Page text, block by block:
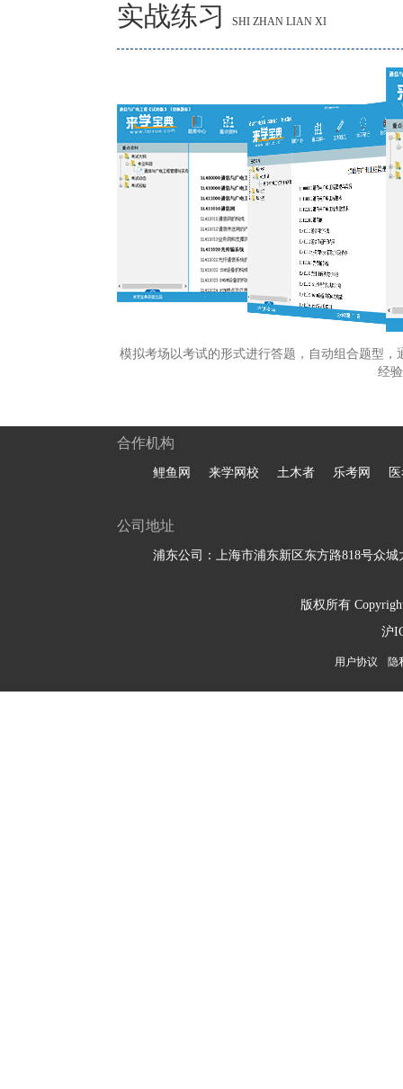
实战练习 SHI ZHAN LIAN XI
模拟考场以考试的形式进行答题，自动组合题型
经
合作机构
鲤鱼网 来学网校 土木者 乐考网
公司地址
浦东公司：上海市浦东新区东方路818号众城
版权所有
沪
用户协议 隐